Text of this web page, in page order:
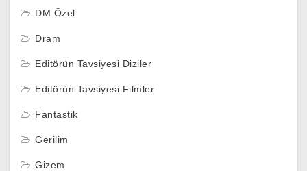
DM Özel
Dram
Editörün Tavsiyesi Diziler
Editörün Tavsiyesi Filmler
Fantastik
Gerilim
Gizem